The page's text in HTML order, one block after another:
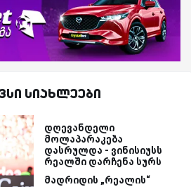
სიახლეები
დღევანდელი
მოლაპარაკება
დასრულდა - ვინისიუსს
რეალში დარჩენა სურს
მადრიდის „რეალის“